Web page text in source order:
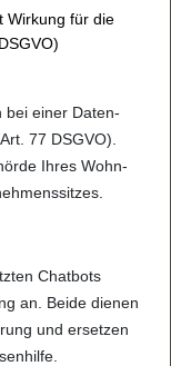
Wir­kung für die
bei einer Daten­
77 DSGVO).
Ihres Wohn­
Chat­bots
an. Beide die­nen
und erset­zen